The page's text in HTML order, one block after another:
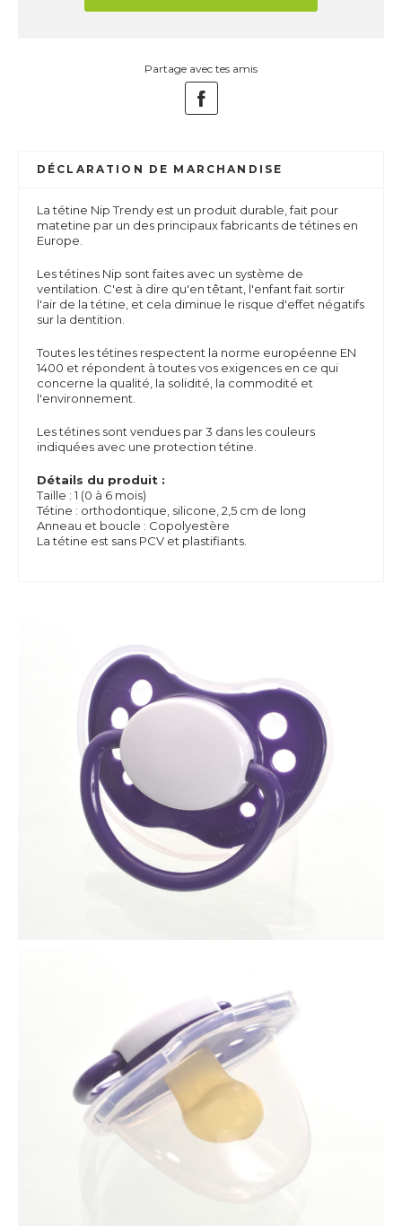
Partage avec tes amis
DÉCLARATION DE MARCHANDISE
La tétine Nip Trendy est un produit durable, fait pour
matetine par un des principaux fabricants de tétines en
Europe.
Les tétines Nip sont faites avec un système de
ventilation. C'est à dire qu'en têtant, l'enfant fait sortir
l'air de la tétine, et cela diminue le risque d'effet négatifs
sur la dentition.
Toutes les tétines respectent la norme européenne EN
1400 et répondent à toutes vos exigences en ce qui
concerne la qualité, la solidité, la commodité et
l'environnement.
Les tétines sont vendues par 3 dans les couleurs
indiquées avec une protection tétine.
Détails du produit :
Taille : 1 (0 à 6 mois)
Tétine : orthodontique, silicone, 2,5 cm de long
Anneau et boucle : Copolyestère
La tétine est sans PCV et plastifiants.